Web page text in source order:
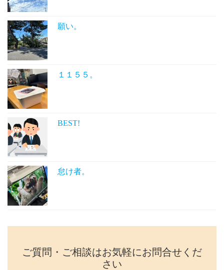
願い。
１１５５。
BEST!
怠け者。
ご質問・ご相談はお気軽にお問合せくだ
さい